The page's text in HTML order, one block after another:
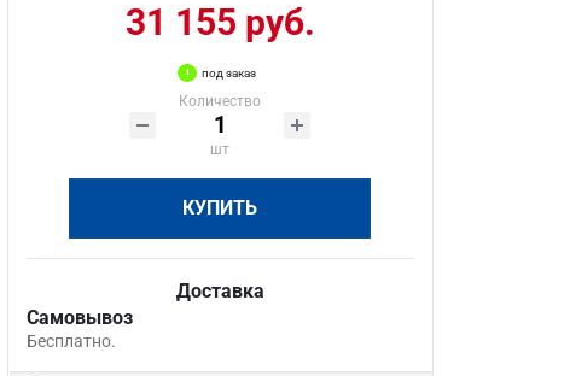
31 155 руб.
под заказ
Количество
шт
КУПИТЬ
Доставка
Самовывоз
Бесплатно.